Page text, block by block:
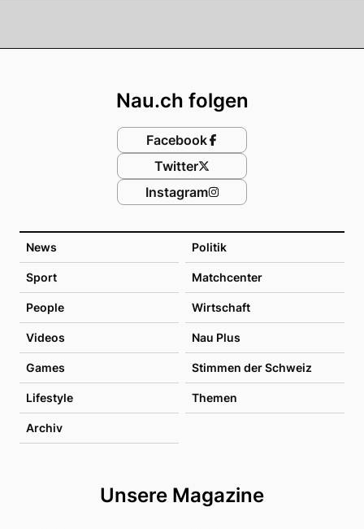
News Politik
Sport Matchcenter
People Wirtschaft
Videos Nau Plus
Games Stimmen der Schweiz
Lifestyle Themen
Archiv
Unsere Magazine
Nau.ch folgen
Facebook
Twitter
Instagram